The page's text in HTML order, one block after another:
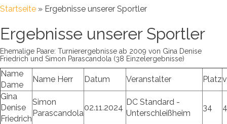
Startseite » Ergebnisse unserer Sportler
Ergebnisse unserer Sportler
Ehemalige Paare: Turnierergebnisse ab 2009 von Gina Denise
Friedrich und Simon Parascandola (38 Einzelergebnisse)
Name
Dame
Name Herr Datum Veranstalter Platz
Gina
Denise
Friedrich
Simon
Parascandola
02.11.2024
DC Standard -
Unterschleißheim
34